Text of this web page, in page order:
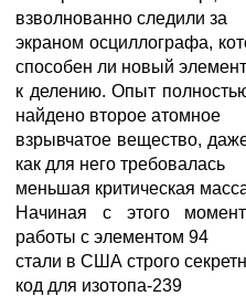
взволнованно следили за
экраном осциллографа,
способен ли новый элемент
к делению. Опыт
найдено второе атомное
взрывчатое вещество,
как для него требовалась
меньшая критическая
Начиная с этого
работы с элементом 94
стали в США строго
код для изотопа-239